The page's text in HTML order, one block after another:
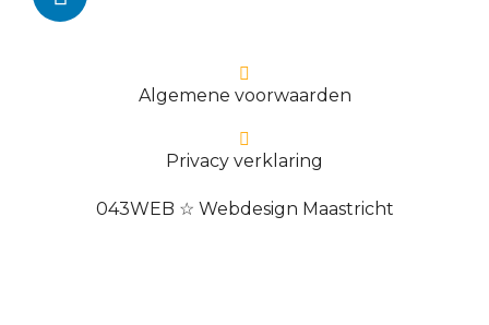
Algemene voorwaarden
Privacy verklaring
043WEB ☆ Webdesign Maastricht